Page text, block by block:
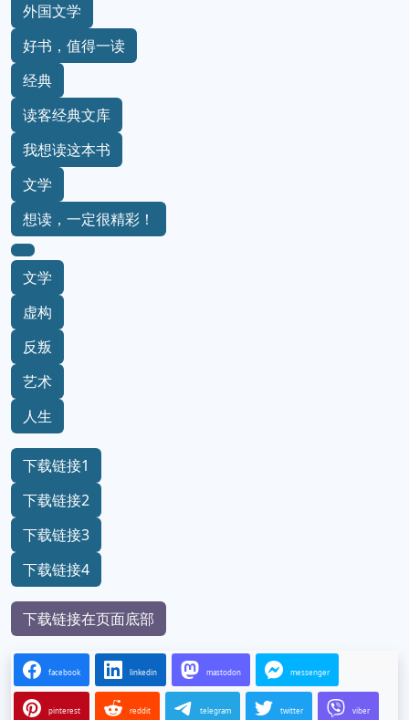
外国文学
好书，值得一读
经典
读客经典文库
我想读这本书
文学
想读，一定很精彩！
文学
虚构
反叛
艺术
人生
下载链接1
下载链接2
下载链接3
下载链接4
下载链接在页面底部
facebook linkedin mastodon messenger
pinterest reddit telegram twitter viber